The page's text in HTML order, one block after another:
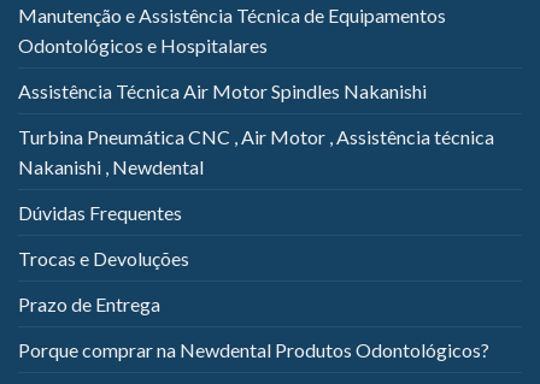
Manutenção e Assistência Técnica de Equipamentos
Odontológicos e Hospitalares
Assistência Técnica Air Motor Spindles Nakanishi
Turbina Pneumática CNC , Air Motor , Assistência técnica
Nakanishi , Newdental
Dúvidas Frequentes
Trocas e Devoluções
Prazo de Entrega
Porque comprar na Newdental Produtos Odontológicos?